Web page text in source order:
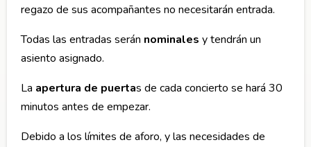
regazo de sus acompañantes no necesitarán entrada.
Todas las entradas serán nominales y tendrán un
asiento asignado.
La apertura de puertas de cada concierto se hará 30
minutos antes de empezar.
Debido a los límites de aforo, y las necesidades de